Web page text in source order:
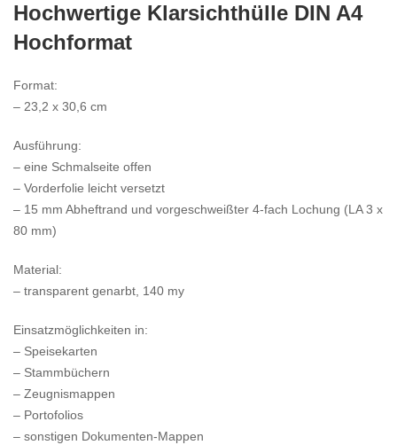
Hochwertige Klarsichthülle DIN A4
Hochformat
Format:
– 23,2 x 30,6 cm
Ausführung:
– eine Schmalseite offen
– Vorderfolie leicht versetzt
– 15 mm Abheftrand und vorgeschweißter 4-fach Lochung (LA 3 x
80 mm)
Material:
– transparent genarbt, 140 my
Einsatzmöglichkeiten in:
– Speisekarten
– Stammbüchern
– Zeugnismappen
– Portofolios
– sonstigen Dokumenten-Mappen